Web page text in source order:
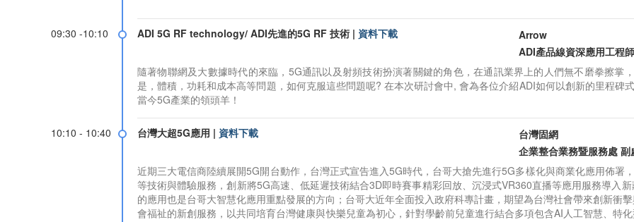
09:30 -10:10 ADI 5G RF technology/ ADI先進的5G RF 技術 | 資料下載 Arrow
隨著物聯網及大數據時代的來臨，5G通訊以及射頻技術扮演著關鍵的角色，在通訊業界上的人們無不磨拳擦掌
是，體積，功耗和成本高等問題，如何克服這些問題呢? 在本次研討會中, 會為各位介紹ADI如何以創新的里程碑
當今5G產業的領頭羊！
10:10 - 10:40 台灣大超5G應用 | 資料下載
台灣固網
企業整合業務暨服務處
近期三大電信商陸續展開5G開台動作，台灣正式宣告進入5G時代，台哥大搶先進行5G多樣化與商業化應用佈署
等技術與體驗服務，創新將5G高速、低延遲技術結合3D即時賽事精彩回放、沉浸式VR360直播等應用服務導入
的應用也是台哥大智慧化應用重點發展的方向；台哥大近年全面投入政府科專計畫，期望為台灣社會帶來創新衝
會福祉的新創服務，以共同培育台灣健康與快樂兒童為初心，針對學齡前兒童進行結合多項包含AI人工智慧、特